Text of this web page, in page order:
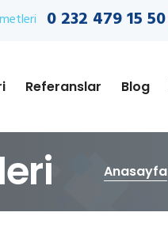
0 232 479 15 50
Referanslar Blog
Anasayfa